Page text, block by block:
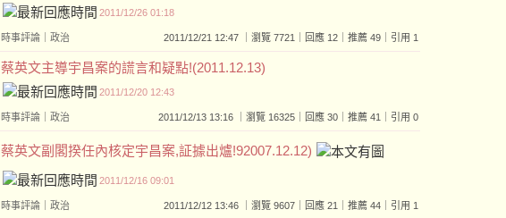
2011/12/26 01:18
時事評論 政治 2011/12/21 12:47 ｜瀏覽 7721｜回應 12｜推薦 49｜引用 1
蔡英文主導宇昌案的謊言和疑點!(2011.12.13)
2011/12/20 12:43
時事評論 政治 2011/12/13 13:16 ｜瀏覽 16325｜回應 30｜推薦 41｜引用 0
蔡英文副閣揆任內核定宇昌案,証據出爐!92007.12.12)
2011/12/16 09:01
時事評論 政治 2011/12/12 13:46 ｜瀏覽 9607｜回應 21｜推薦 44｜引用 1